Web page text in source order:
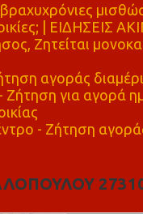
| ΕΙΔΗΣΕΙΣ
Ζητείται
αγοράς
Ζήτηση για αγορά
- Ζήτηση